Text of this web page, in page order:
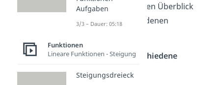
bekommst du einen Überblick
über die verschiedenen
1. Fall: Zwei verschiedene
Nullstellen
Aufgaben
3/3 – Dauer: 05:18
Funktionen
Lineare Funktionen - Steigung
Steigungsdreieck